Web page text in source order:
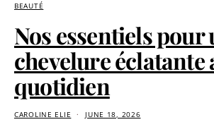
BEAUTÉ
Nos essentiels pour
chevelure éclatante
quotidien
CAROLINE ELIE JUNE 18, 2026